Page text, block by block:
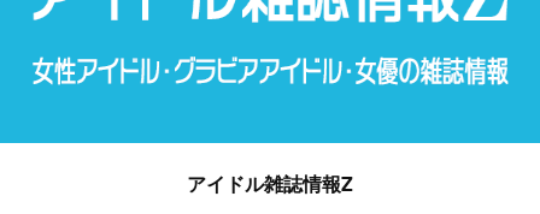
アイドル雑誌情報Z